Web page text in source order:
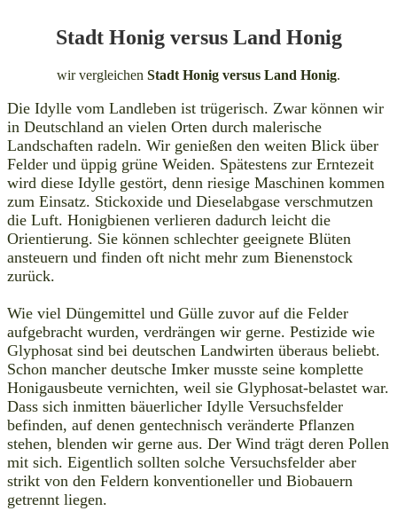
Stadt Honig versus Land Honig
wir vergleichen Stadt Honig versus Land Honig.
Die Idylle vom Landleben ist trügerisch. Zwar können wir
in Deutschland an vielen Orten durch malerische
Landschaften radeln. Wir genießen den weiten Blick über
Felder und üppig grüne Weiden. Spätestens zur Erntezeit
wird diese Idylle gestört, denn riesige Maschinen kommen
zum Einsatz. Stickoxide und Dieselabgase verschmutzen
die Luft. Honigbienen verlieren dadurch leicht die
Orientierung. Sie können schlechter geeignete Blüten
ansteuern und finden oft nicht mehr zum Bienenstock
zurück.
Wie viel Düngemittel und Gülle zuvor auf die Felder
aufgebracht wurden, verdrängen wir gerne. Pestizide wie
Glyphosat sind bei deutschen Landwirten überaus beliebt.
Schon mancher deutsche Imker musste seine komplette
Honigausbeute vernichten, weil sie Glyphosat-belastet war.
Dass sich inmitten bäuerlicher Idylle Versuchsfelder
befinden, auf denen gentechnisch veränderte Pflanzen
stehen, blenden wir gerne aus. Der Wind trägt deren Pollen
mit sich. Eigentlich sollten solche Versuchsfelder aber
strikt von den Feldern konventioneller und Biobauern
getrennt liegen.